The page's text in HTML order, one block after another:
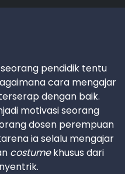
pendidik tentu
cara mengajar
dengan baik.
motivasi seorang
dosen perempuan
ia selalu mengajar
costumekhusus dari